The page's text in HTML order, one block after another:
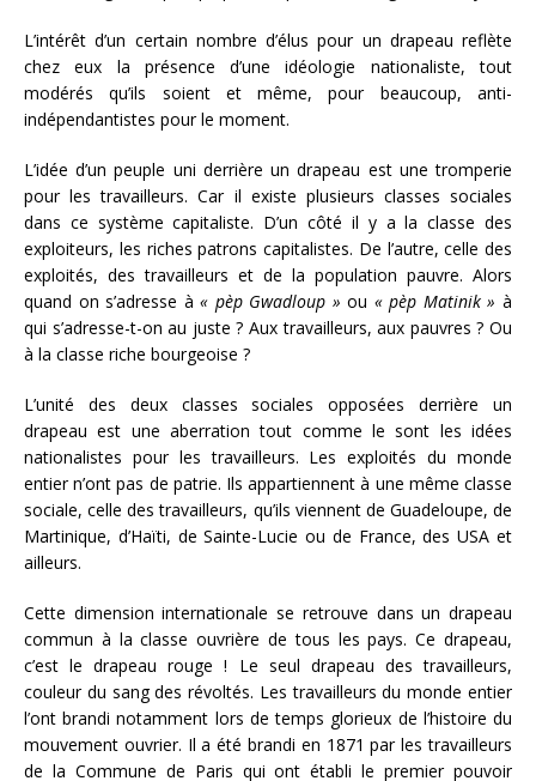
L’intérêt d’un certain nombre d’élus pour un drapeau reflète
chez eux la présence d’une idéologie nationaliste, tout
modérés qu’ils soient et même, pour beaucoup, anti-
indépendantistes pour le moment.
L’idée d’un peuple uni derrière un drapeau est une tromperie
pour les travailleurs. Car il existe plusieurs classes sociales
dans ce système capitaliste. D’un côté il y a la classe des
exploiteurs, les riches patrons capitalistes. De l’autre, celle des
exploités, des travailleurs et de la population pauvre. Alors
quand on s’adresse à« pèp Gwadloup »ou « pèp Matinik »à
qui s’adresse-t-on au juste ? Aux travailleurs, aux pauvres ? Ou
à la classe riche bourgeoise ?
L’unité des deux classes sociales opposées derrière un
drapeau est une aberration tout comme le sont les idées
nationalistes pour les travailleurs. Les exploités du monde
entier n’ont pas de patrie. Ils appartiennent à une même classe
sociale, celle des travailleurs, qu’ils viennent de Guadeloupe, de
Martinique, d’Haïti, de Sainte-Lucie ou de France, des USA et
ailleurs.
Cette dimension internationale se retrouve dans un drapeau
commun à la classe ouvrière de tous les pays. Ce drapeau,
c’est le drapeau rouge ! Le seul drapeau des travailleurs,
couleur du sang des révoltés. Les travailleurs du monde entier
l’ont brandi notamment lors de temps glorieux de l’histoire du
mouvement ouvrier. Il a été brandi en 1871 par les travailleurs
de la Commune de Paris qui ont établi le premier pouvoir